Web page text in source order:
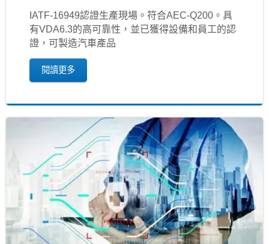
IATF‐16949認證生產現場。符合AEC-Q200。具
有VDA6.3的高可靠性，並已獲得設備和員工的認
證，可製造汽車產品
閱讀更多